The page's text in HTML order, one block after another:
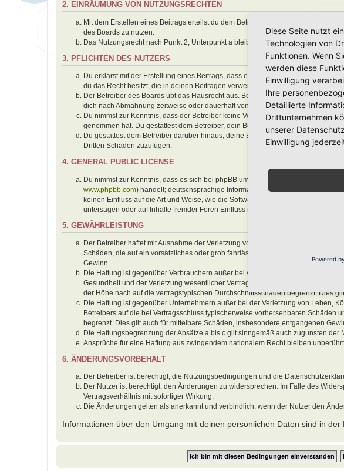
2. EINRÄUMUNG VON NUTZUNGSRECHTEN
Mit dem Erstellen eines Beitrags erteilst du dem Betreiber ein einfaches,
des Boards zu nutzen.
Das Nutzungsrecht nach Punkt 2, Unterpunkt a bleibt auch nach Kündigung des
3. PFLICHTEN DES NUTZERS
Du erklärst mit der Erstellung eines Beitrags, dass er keine Inhalte enthält, die
du das Recht besitzt, die in deinen Beiträgen verwendeten Links und Bilder zu
Der Betreiber des Boards übt das Hausrecht aus. Bei Verstößen gegen diese
dich nach Abmahnung zeitweise oder dauerhaft von der Nutzung dieses Boards
Du nimmst zur Kenntnis, dass der Betreiber keine Verantwortung für die Inhalte
genommen hat. Du gestattest dem Betreiber, dein Benutzerkonto, Beiträge und
Du gestattest dem Betreiber darüber hinaus, deine Beiträge abzuändern,
Dritten Schaden zuzufügen.
4. GENERAL PUBLIC LICENSE
Du nimmst zur Kenntnis, dass es sich bei phpBB um eine unter der „ GNU
www.phpbb.com) handelt; deutschsprachige Informationen werden durch die
keinen Einfluss auf die Art und Weise, wie die Software verwendet wird. Sie
untersagen oder auf Inhalte fremder Foren Einfluss nehmen.
5. GEWÄHRLEISTUNG
Der Betreiber haftet mit Ausnahme der Verletzung von Leben, Körper und
Schäden, die auf ein vorsätzliches oder grob fahrlässiges Verhalten
Gewinn.
Die Haftung ist gegenüber Verbrauchern außer bei vorsätzlichem oder grob
Gesundheit und der Verletzung wesentlicher Vertragspflichten
der Höhe nach auf die vertragstypischen Durchschnittsschäden begrenzt. Dies
Die Haftung ist gegenüber Unternehmern außer bei der Verletzung von Leben,
Betreibers auf die bei Vertragsschluss typischerweise vorhersehbaren
begrenzt. Dies gilt auch für mittelbare Schäden, insbesondere entgangenen
Die Haftungsbegrenzung der Absätze a bis c gilt sinngemäß auch zugunsten
Ansprüche für eine Haftung aus zwingendem nationalem Recht bleiben
6. ÄNDERUNGSVORBEHALT
Der Betreiber ist berechtigt, die Nutzungsbedingungen und die
Der Nutzer ist berechtigt, den Änderungen zu widersprechen. Im Falle des
Vertragsverhältnis mit sofortiger Wirkung.
Die Änderungen gelten als anerkannt und verbindlich, wenn der Nutzer den
Informationen über den Umgang mit deinen persönlichen Daten sind in
Diese Seite nutzt
Technologien von
Funktionen. Wenn
werden diese
Einwilligung
Ihre
Detaillierte
Drittunternehmen
unserer
Einwilligung
Powered by